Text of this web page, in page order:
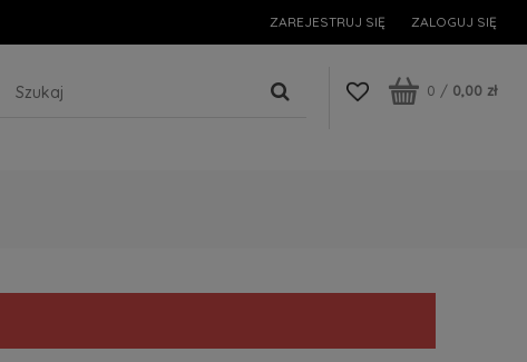
ZAREJESTRUJ SIĘ ZALOGUJ SIĘ
0 / 0,00 zł